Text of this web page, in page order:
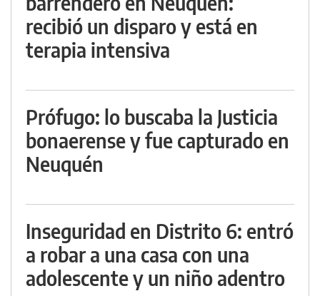
recibió un disparo y está en
terapia intensiva
Prófugo: lo buscaba la Justicia
bonaerense y fue capturado en
Neuquén
Inseguridad en Distrito 6: entró
a robar a una casa con una
adolescente y un niño adentro